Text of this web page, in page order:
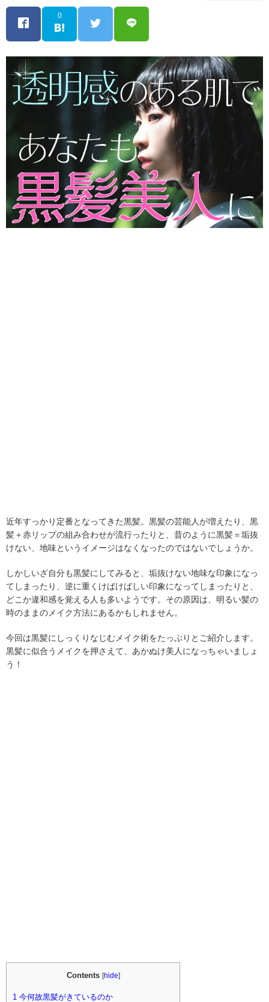
0
近年すっかり定番となってきた黒髪。黒髪の芸能人が増えたり、黒
髪＋赤リップの組み合わせが流行ったりと、昔のように黒髪＝垢抜
けない、地味というイメージはなくなったのではないでしょうか。
しかしいざ自分も黒髪にしてみると、垢抜けない地味な印象になっ
てしまったり、逆に重くけばけばしい印象になってしまったりと、
どこか違和感を覚える人も多いようです。その原因は、明るい髪の
時のままのメイク方法にあるかもしれません。
今回は黒髪にしっくりなじむメイク術をたっぷりとご紹介します。
黒髪に似合うメイクを押さえて、あかぬけ美人になっちゃいましょ
う！
Contents [hide]
1 今何故黒髪がきているのか